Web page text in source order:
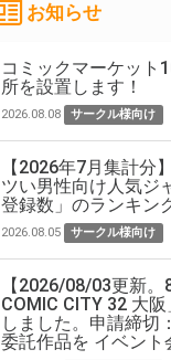
お知らせ
コミックマーケット
所を設置します！
2026.08.08 サークル様向け
【2026年7月集計分
ツい男性向け人気ジ
登録数」のランキン
2026.08.05 サークル様向け
【2026/08/03更新
COMIC CITY 32 大
しました。申請締切
委託作品を イベント